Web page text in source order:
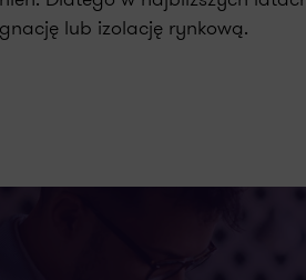
lub izolację rynkową.